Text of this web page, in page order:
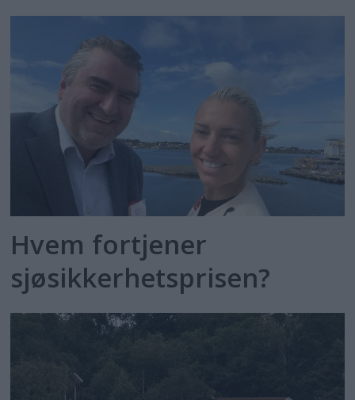
Hvem fortjener
sjøsikkerhetsprisen?